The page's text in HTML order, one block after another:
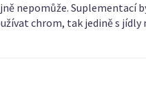
nepomůže. Suplementací
chrom, tak jedině s jídly